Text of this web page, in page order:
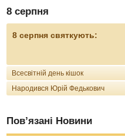
8 серпня
8 серпня святкують:
Всесвітній день кішок
Народився Юрій Федькович
Пов’язані Новини